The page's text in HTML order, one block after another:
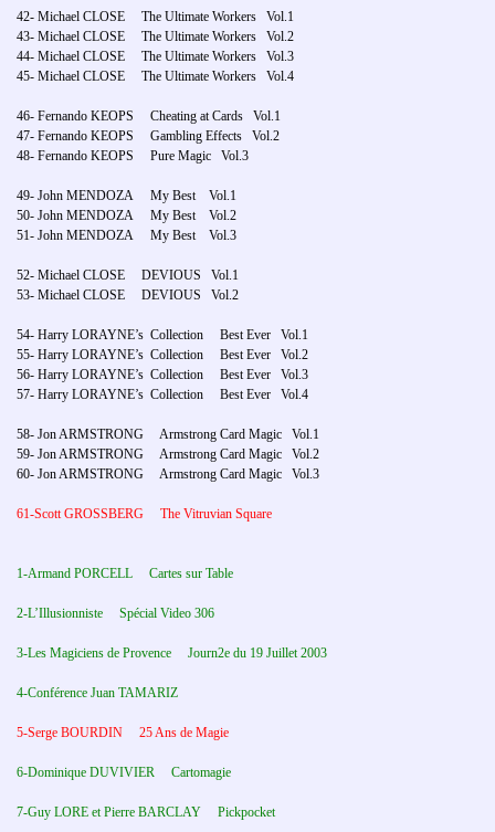
42- Michael CLOSE The Ultimate Workers Vol.1
43- Michael CLOSE The Ultimate Workers Vol.2
44- Michael CLOSE The Ultimate Workers Vol.3
45- Michael CLOSE The Ultimate Workers Vol.4
46- Fernando KEOPS Cheating at Cards Vol.1
47- Fernando KEOPS Gambling Effects Vol.2
48- Fernando KEOPS Pure Magic Vol.3
49- John MENDOZA My Best Vol.1
50- John MENDOZA My Best Vol.2
51- John MENDOZA My Best Vol.3
52- Michael CLOSE DEVIOUS Vol.1
53- Michael CLOSE DEVIOUS Vol.2
54- Harry LORAYNE’s Collection Best Ever Vol.1
55- Harry LORAYNE’s Collection Best Ever Vol.2
56- Harry LORAYNE’s Collection Best Ever Vol.3
57- Harry LORAYNE’s Collection Best Ever Vol.4
58- Jon ARMSTRONG Armstrong Card Magic Vol.1
59- Jon ARMSTRONG Armstrong Card Magic Vol.2
60- Jon ARMSTRONG Armstrong Card Magic Vol.3
61-Scott GROSSBERG The Vitruvian Square
1-Armand PORCELL Cartes sur Table
2-L’Illusionniste Spécial Video 306
3-Les Magiciens de Provence Journ2e du 19 Juillet 2003
4-Conférence Juan TAMARIZ
5-Serge BOURDIN 25 Ans de Magie
6-Dominique DUVIVIER Cartomagie
7-Guy LORE et Pierre BARCLAY Pickpocket